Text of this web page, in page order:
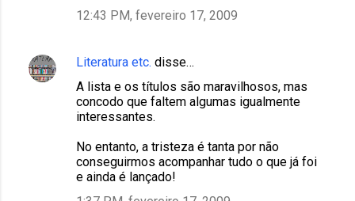
12:43 PM, fevereiro 17, 2009
Literatura etc. disse…
A lista e os títulos são maravilhosos, mas
concodo que faltem algumas igualmente
interessantes.
No entanto, a tristeza é tanta por não
conseguirmos acompanhar tudo o que já foi
e ainda é lançado!